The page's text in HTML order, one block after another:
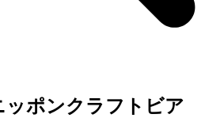
ッポンクラフトビア